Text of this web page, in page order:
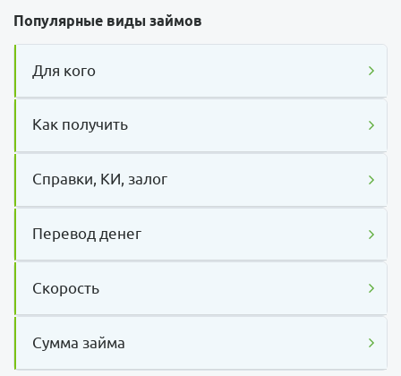
Популярные виды займов
Для кого
Как получить
Справки, КИ, залог
Перевод денег
Скорость
Сумма займа